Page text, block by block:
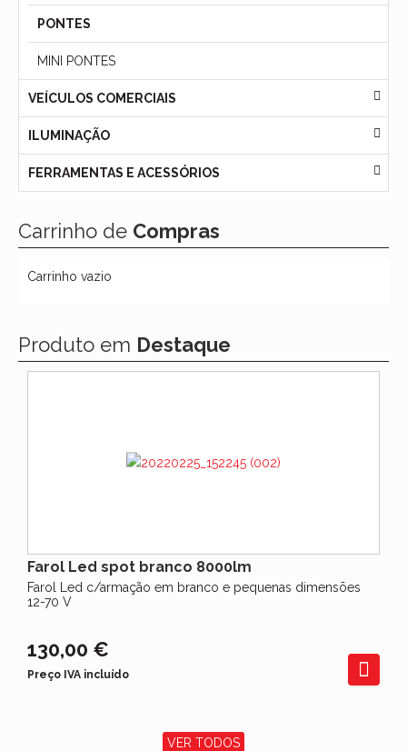
PONTES
MINI PONTES
VEÍCULOS COMERCIAIS
ILUMINAÇÃO
FERRAMENTAS E ACESSÓRIOS
Carrinho de Compras
Carrinho vazio
Produto em Destaque
Farol Led spot branco 8000lm
Farol Led c/armação em branco e pequenas dimensões
12-70 V
130,00 €
Preço IVA incluído
VER TODOS